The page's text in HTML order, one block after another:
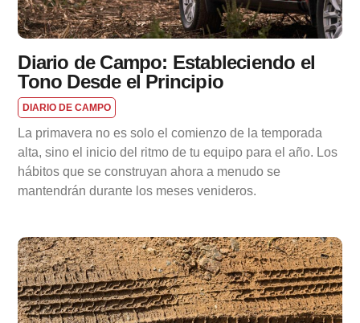
Diario de Campo: Estableciendo el
Tono Desde el Principio
DIARIO DE CAMPO
La primavera no es solo el comienzo de la temporada
alta, sino el inicio del ritmo de tu equipo para el año. Los
hábitos que se construyan ahora a menudo se
mantendrán durante los meses venideros.